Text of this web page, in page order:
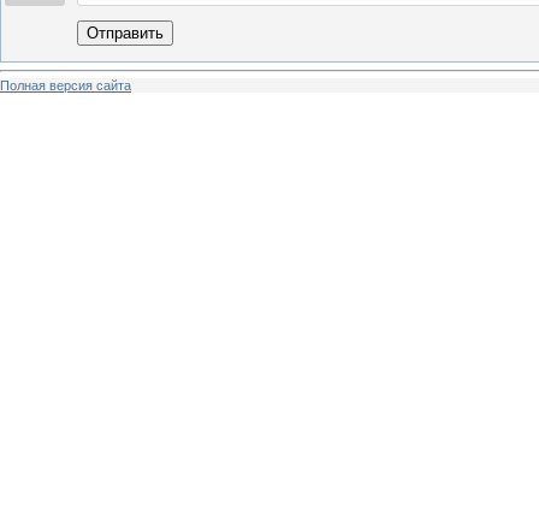
Отправить
Полная версия сайта